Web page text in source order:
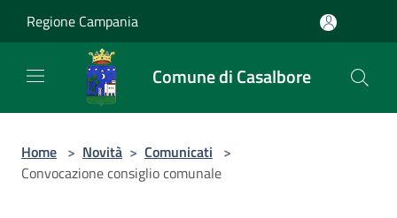
Regione Campania
Comune di Casalbore
Home > Novità > Comunicati >
Convocazione consiglio comunale